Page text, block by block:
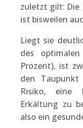
zuletzt gilt:
ist bisweilen
Liegt sie
des
Prozent), ist
den
Risiko, eine
Erkältung zu
also ein